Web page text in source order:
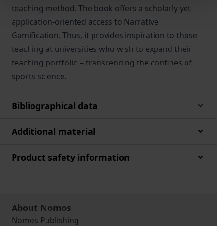
teaching method. The book offers a scholarly yet
application-oriented access to Narrative
Gamification. Thus, it provides inspiration to those
teaching at universities who wish to expand their
teaching portfolio – transcending the confines of
sports science.
Bibliographical data
Additional material
Product safety information
About Nomos
Nomos Publishing